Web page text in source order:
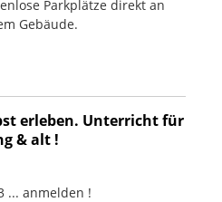
Parkplätze direkt an
Gebäude.
erleben. Unterricht für
& alt !
... anmelden !